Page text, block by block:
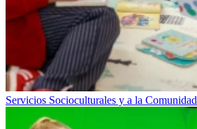
Servicios Socioculturales y a la Comunidad